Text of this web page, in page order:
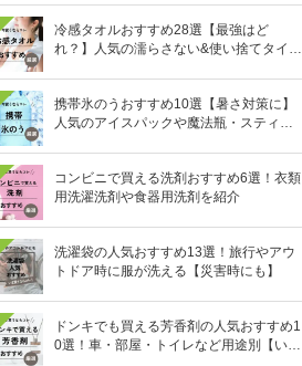
冷感タオルおすすめ28選【最強はど
れ？】人気の濡らさない&使い捨てタイプ
携帯氷のうおすすめ10選【暑さ対策に】
人気のアイスパックや魔法瓶・スティッ
コンビニで買える洗剤おすすめ6選！衣類
用洗濯洗剤や食器用洗剤を紹介
洗濯袋の人気おすすめ13選！旅行やアウ
トドア時に服が洗える【災害時にも】
ドンキでも買える芳香剤の人気おすすめ1
0選！車・部屋・トイレなど用途別【いい